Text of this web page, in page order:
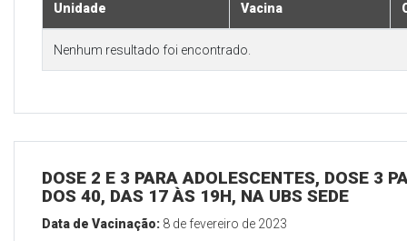
Unidade Vacina
Nenhum resultado foi encontrado.
DOSE 2 E 3 PARA ADOLESCENTES, DOSE 3
DOS 40, DAS 17 ÀS 19H, NA UBS SEDE
Data de Vacinação: 8 de fevereiro de 2023